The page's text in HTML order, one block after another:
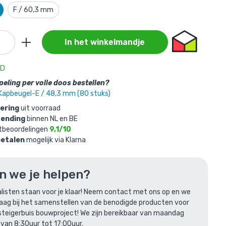
F / 60,3 mm
In het winkelmandje
per volle doos bestellen?
E / 48,3 mm (80 stuks)
uit voorraad
binnen NL en BE
9,1/10
mogelijk via Klarna
we je helpen?
staan voor je klaar! Neem contact met ons op en we
bij het samenstellen van de benodigde producten voor
bouwproject! We zijn bereikbaar van maandag
8:30uur tot 17:00uur.
met: